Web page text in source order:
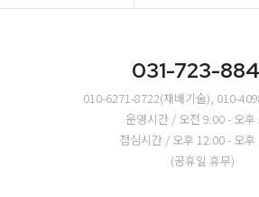
031-723-
010-6271-8722(재배기술), 010-
운영시간 / 오전 9:00 - 오후
점심시간 / 오후 12:00 - 오후
(공휴일 휴무)